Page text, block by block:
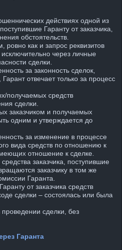
действиях одной из
Гаранту от заказчика,
обстоятельств.
ровно как и запрос реквизитов
через личные
сделки.
за законность сделок,
отвечает только за процесс
получаемых средств
сделки.
заказчиком и получаемых
одним и утверждается до
за изменение в процессе
вида средств по отношению к
отношение к сделке.
заказчика, поступившие
заказчику в том же
Гаранта.
от заказчика средств
сделки – состоялась или была
проведении сделки, без
Гаранта